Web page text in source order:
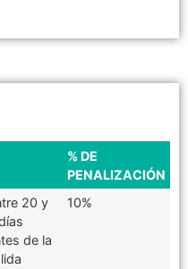
% DE
PENALIZACIÓN
20 y
de la
10%